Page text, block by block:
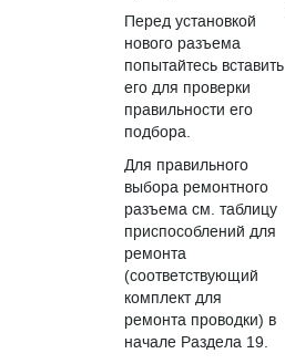
Перед установкой
нового разъема
попытайтесь вставить
его для проверки
правильности его
подбора.
Для правильного
выбора ремонтного
разъема см. таблицу
приспособлений для
ремонта
(соответствующий
комплект для
ремонта проводки) в
начале Раздела 19.